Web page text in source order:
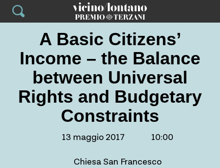
Skip
A Basic Citizens’
Income – the Balance
between Universal
Rights and Budgetary
Constraints
13 maggio 2017 10:00
Chiesa San Francesco